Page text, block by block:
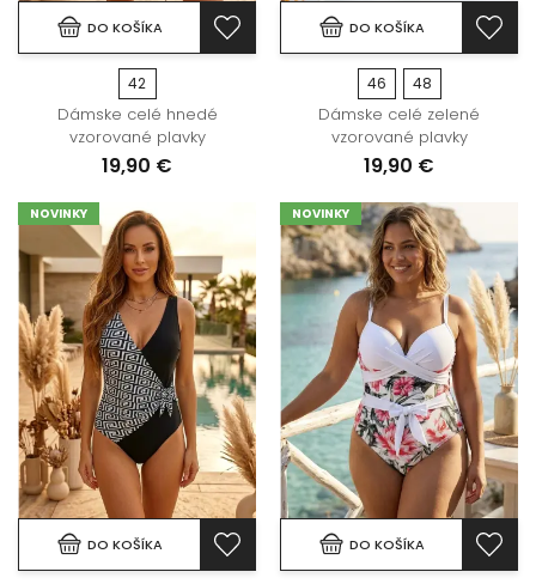
DO KOŠÍKA
42
Dámske celé hnedé
vzorované plavky
19,90 €
DO KOŠÍKA
46 48
Dámske celé zelené
vzorované plavky
19,90 €
NOVINKY
DO KOŠÍKA
NOVINKY
DO KOŠÍKA